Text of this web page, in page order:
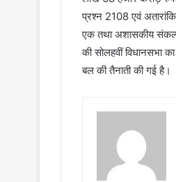
प्रश्न 2108 एवं
एक तथा अशासकीय
की सोलहवीं विधानसभा
बल की तैनाती की गई है।